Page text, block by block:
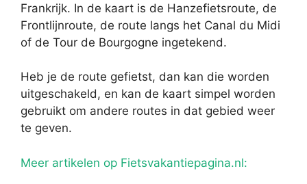
Frankrijk. In de kaart is de Hanzefietsroute, de
Frontlijnroute, de route langs het Canal du Midi
of de Tour de Bourgogne ingetekend.
Heb je de route gefietst, dan kan die worden
uitgeschakeld, en kan de kaart simpel worden
gebruikt om andere routes in dat gebied weer
te geven.
Meer artikelen op Fietsvakantiepagina.nl: